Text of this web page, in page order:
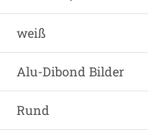
weiß
Alu-Dibond Bilder
Rund